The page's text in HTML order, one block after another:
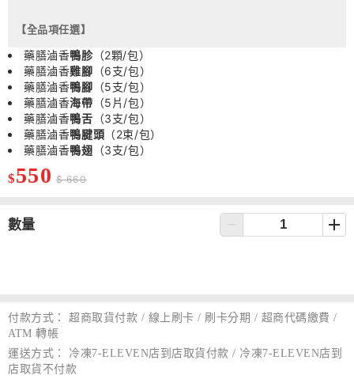
【全品項任選】
藥膳滷香鴨胗（2顆/包）
藥膳滷香雞腳 （6支/包）
藥膳滷香鴨腳 （5支/包）
藥膳滷香海帶 （5片/包）
藥膳滷香鴨舌 （3支/包）
藥膳滷香鴨腱頭 （2束/包）
藥膳滷香鴨翅 （3支/包）
$550 $ 660
數量
付款方式：
超商取貨付款 / 線上刷卡 / 刷卡分期 / 超商代碼繳費 /
ATM 轉帳
運送方式：
冷凍7-ELEVEN店到店取貨付款 / 冷凍7-ELEVEN店到
店取貨不付款